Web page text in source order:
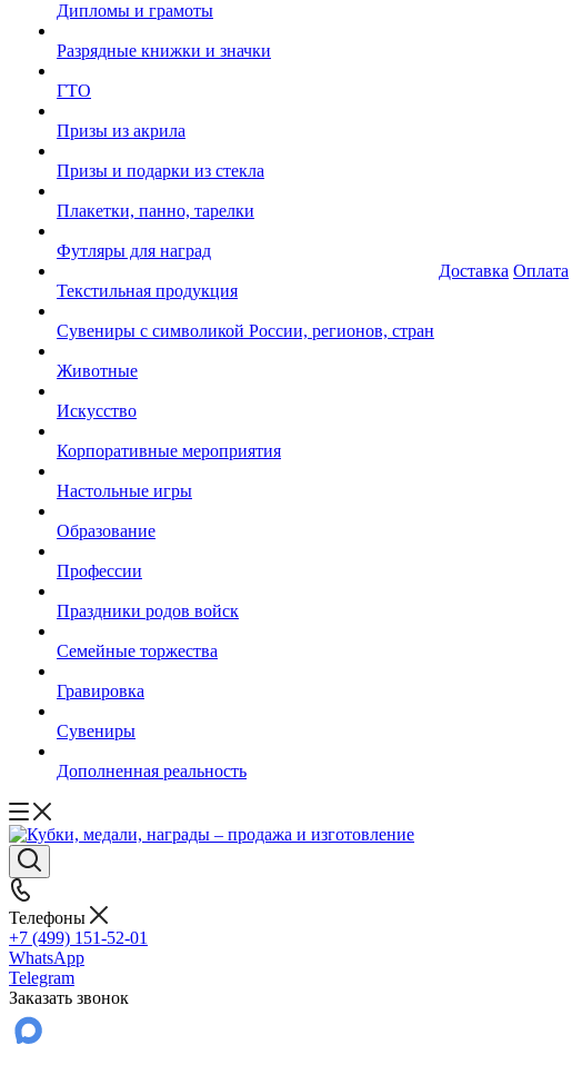
Дипломы и грамоты
Разрядные книжки и значки
ГТО
Призы из акрила
Призы и подарки из стекла
Плакетки, панно, тарелки
Футляры для наград
Текстильная продукция
Сувениры с символикой России, регионов, стран
Животные
Искусство
Корпоративные мероприятия
Настольные игры
Образование
Профессии
Праздники родов войск
Семейные торжества
Гравировка
Сувениры
Дополненная реальность
Доставка Оплата
Телефоны
+7 (499) 151-52-01
WhatsApp
Telegram
Заказать звонок